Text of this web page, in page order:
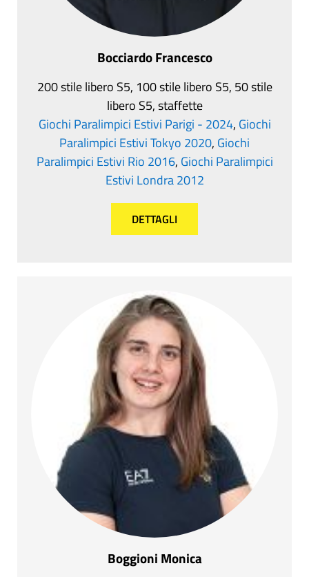
Bocciardo Francesco
200 stile libero S5, 100 stile libero S5, 50 stile
libero S5, staffette
Giochi Paralimpici Estivi Parigi - 2024, Giochi
Paralimpici Estivi Tokyo 2020, Giochi
Paralimpici Estivi Rio 2016, Giochi Paralimpici
Estivi Londra 2012
DETTAGLI
Boggioni Monica